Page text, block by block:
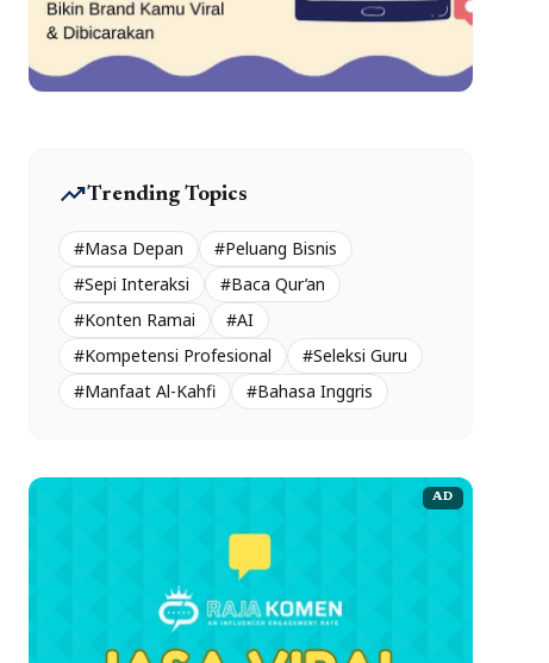
trending_upTrending Topics
#Masa Depan
#Peluang Bisnis
#Sepi Interaksi
#Baca Qur’an
#Konten Ramai
#AI
#Kompetensi Profesional
#Seleksi Guru
#Manfaat Al-Kahfi
#Bahasa Inggris
AD